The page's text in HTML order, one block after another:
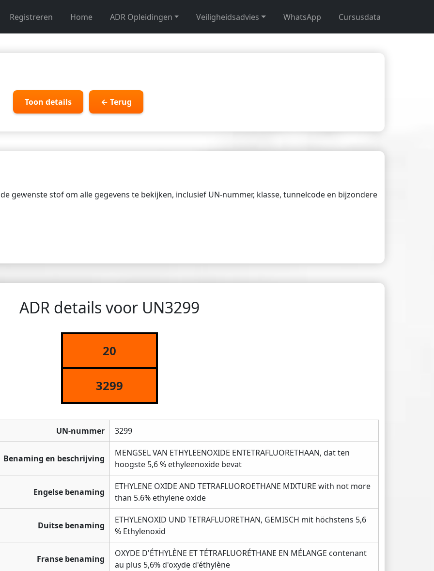
Registreren Home ADR Opleidingen Veiligheidsadvies WhatsApp Cursusdata
Toon details ← Terug
gewenste stof om alle gegevens te bekijken, inclusief UN-nummer, klasse, tunnelcode en bijzondere
ADR details voor UN3299
20
3299
UN-nummer 3299
Benaming en beschrijving
MENGSEL VAN ETHYLEENOXIDE ENTETRAFLUORETHAAN, dat ten
hoogste 5,6 % ethyleenoxide bevat
Engelse benaming
ETHYLENE OXIDE AND TETRAFLUOROETHANE MIXTURE with not more
than 5.6% ethylene oxide
Duitse benaming
ETHYLENOXID UND TETRAFLUORETHAN, GEMISCH mit höchstens 5,6
% Ethylenoxid
Franse benaming
OXYDE D'ÉTHYLÈNE ET TÉTRAFLUORÉTHANE EN MÉLANGE contenant
au plus 5,6% d'oxyde d'éthylène